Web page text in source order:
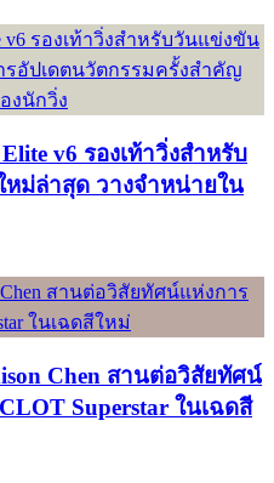
v6 รองเท้าวิ่งสำหรับ
ม่ล่าสุด วางจำหน่ายใน
Chen สานต่อวิสัยทัศน์
Superstar ในเฉดสี